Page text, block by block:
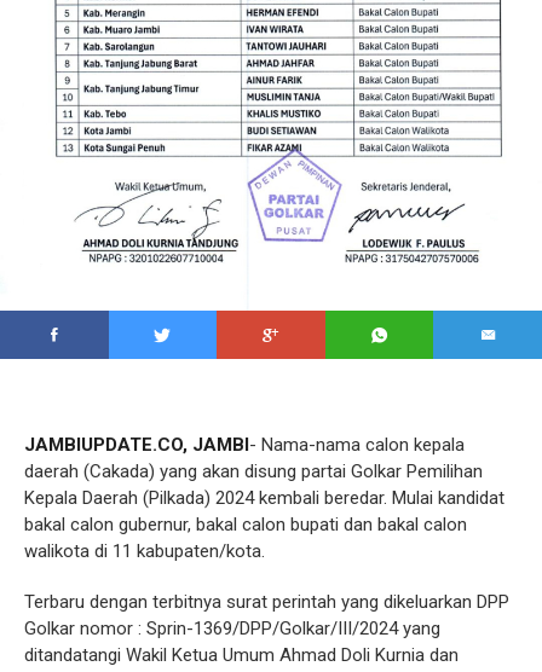
JAMBIUPDATE.CO, JAMBI- Nama-nama calon kepala
daerah (Cakada) yang akan disung partai Golkar Pemilihan
Kepala Daerah (Pilkada) 2024 kembali beredar. Mulai kandidat
bakal calon gubernur, bakal calon bupati dan bakal calon
walikota di 11 kabupaten/kota.
Terbaru dengan terbitnya surat perintah yang dikeluarkan DPP
Golkar nomor : Sprin-1369/DPP/Golkar/III/2024 yang
ditandatangi Wakil Ketua Umum Ahmad Doli Kurnia dan